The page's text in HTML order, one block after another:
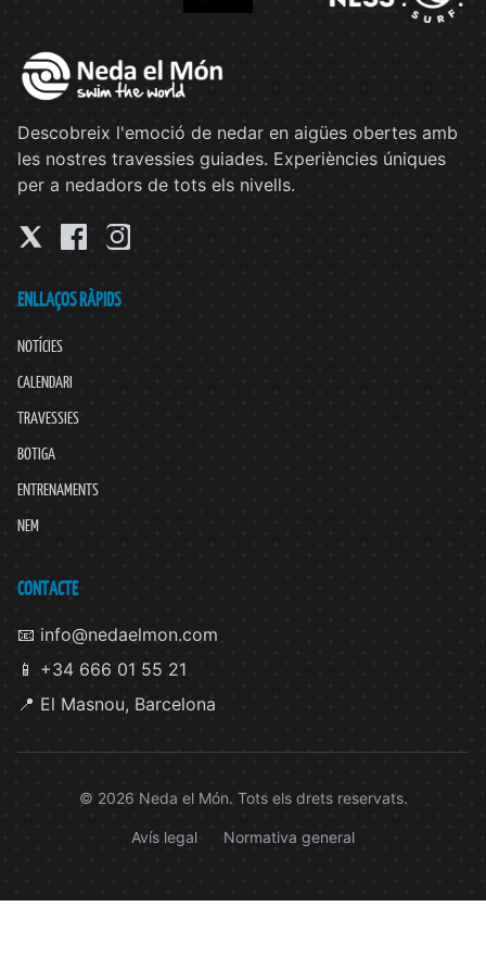
Descobreix l'emoció de nedar en aigües obertes amb
les nostres travessies guiades. Experiències úniques
per a nedadors de tots els nivells.
ENLLAÇOS RÀPIDS
NOTÍCIES
CALENDARI
TRAVESSIES
BOTIGA
ENTRENAMENTS
NEM
CONTACTE
📧 info@nedaelmon.com
📱 +34 666 01 55 21
📍 El Masnou, Barcelona
© 2026 Neda el Món. Tots els drets reservats.
Avís legal Normativa general